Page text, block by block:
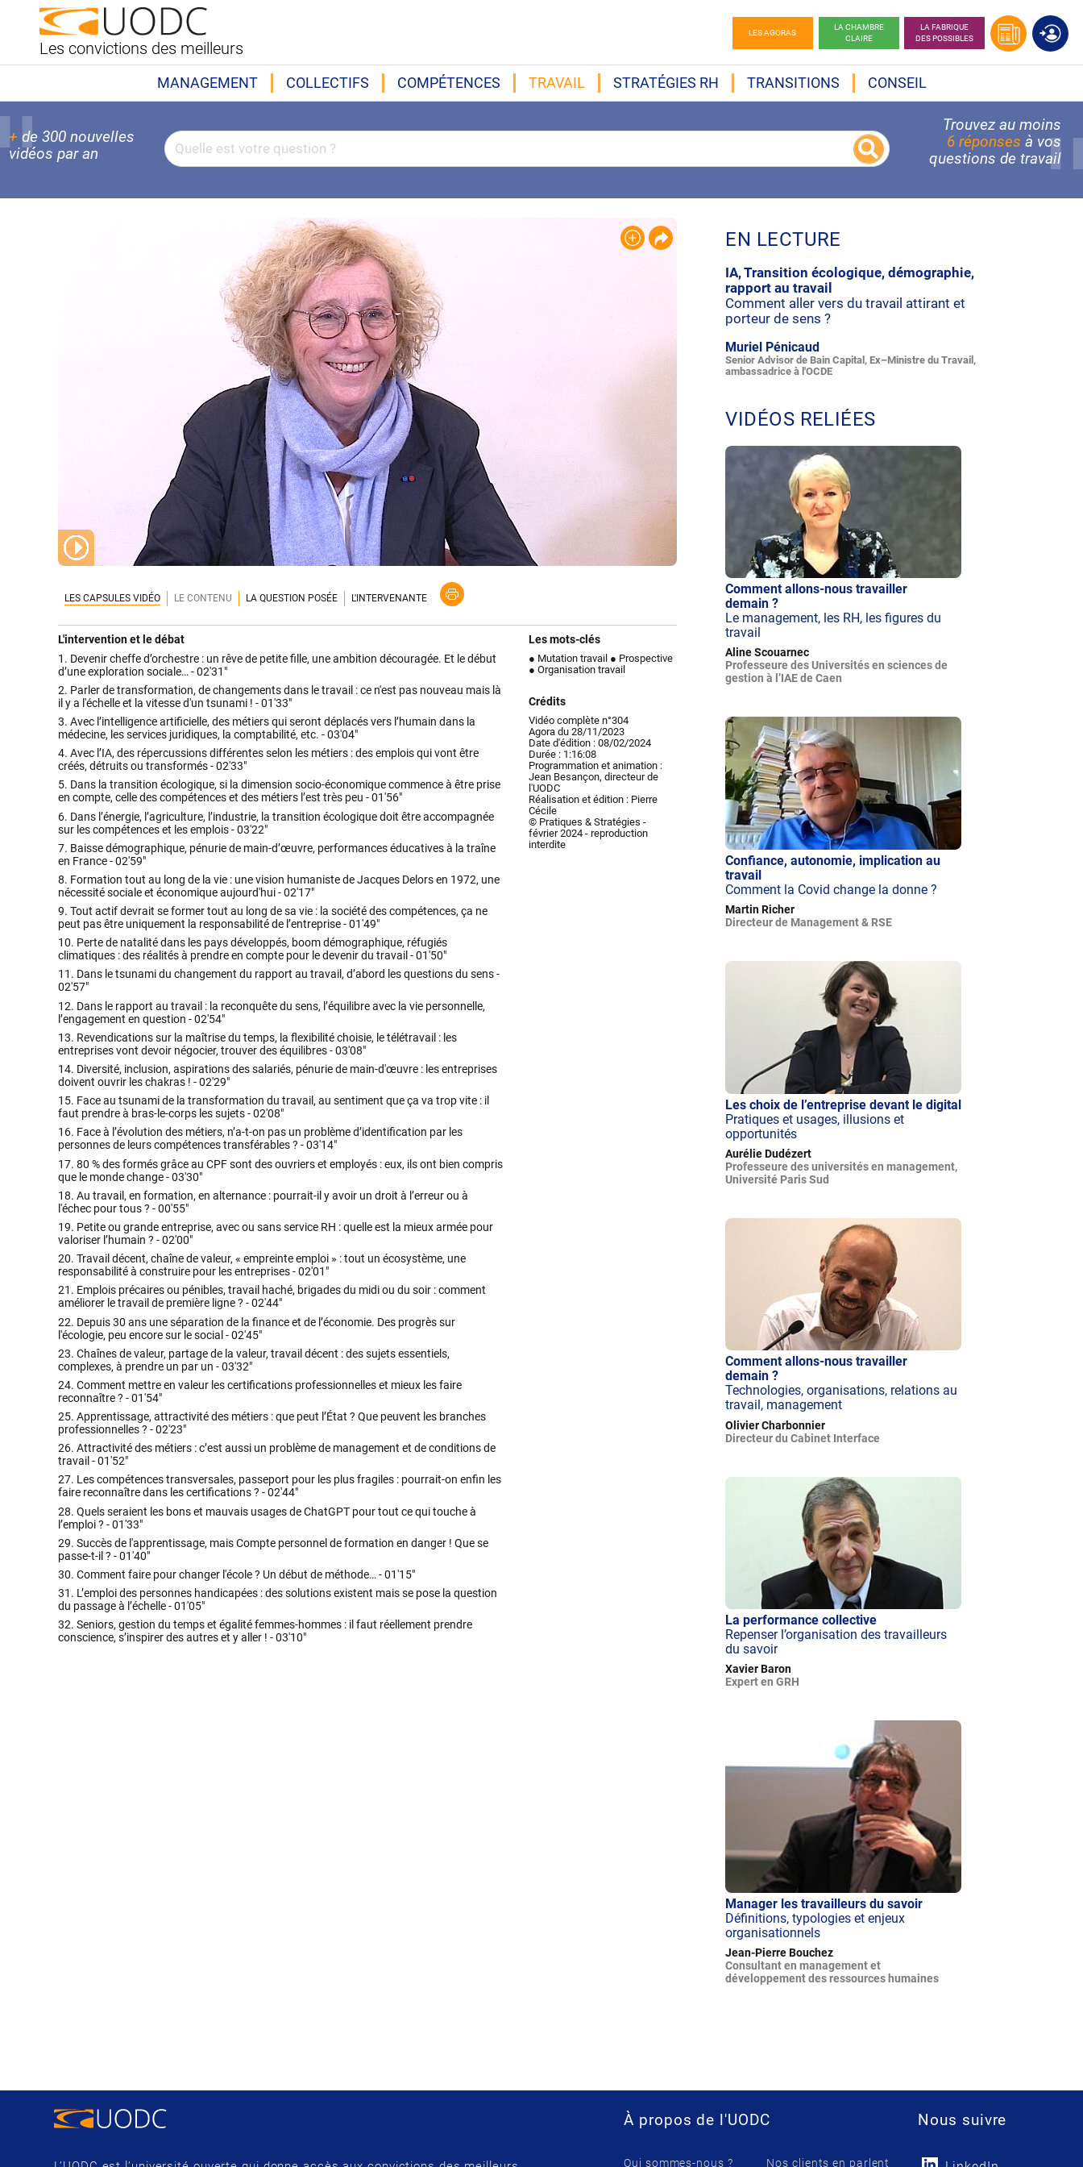
Les convictions des meilleurs
LES AGORAS
LA CHAMBRE
CLAIRE
LA FABRIQUE
DES POSSIBLES
MANAGEMENT COLLECTIFS COMPÉTENCES TRAVAIL STRATÉGIES RH TRANSITIONS CONSEIL
+ de 300 nouvelles
vidéos par an
Trouvez au moins
6 réponses à vos
questions de travail
LES CAPSULES VIDÉO LE CONTENU LA QUESTION POSÉE L'INTERVENANTE
L'intervention et le débat
1. Devenir cheffe d’orchestre : un rêve de petite fille, une ambition découragée. Et le début
d’une exploration sociale… -02'31"
2. Parler de transformation, de changements dans le travail : ce n'est pas nouveau mais là
il y a l'échelle et la vitesse d'un tsunami ! -01'33"
3. Avec l’intelligence artificielle, des métiers qui seront déplacés vers l’humain dans la
médecine, les services juridiques, la comptabilité, etc. -03'04"
4. Avec l’IA, des répercussions différentes selon les métiers : des emplois qui vont être
créés, détruits ou transformés -02'33"
5. Dans la transition écologique, si la dimension socio-économique commence à être prise
en compte, celle des compétences et des métiers l’est très peu -01'56"
6. Dans l’énergie, l’agriculture, l’industrie, la transition écologique doit être accompagnée
sur les compétences et les emplois -03'22"
7. Baisse démographique, pénurie de main-d’œuvre, performances éducatives à la traîne
en France -02'59"
8. Formation tout au long de la vie : une vision humaniste de Jacques Delors en 1972, une
nécessité sociale et économique aujourd'hui -02'17"
9. Tout actif devrait se former tout au long de sa vie : la société des compétences, ça ne
peut pas être uniquement la responsabilité de l’entreprise -01'49"
10. Perte de natalité dans les pays développés, boom démographique, réfugiés
climatiques : des réalités à prendre en compte pour le devenir du travail -01'50"
11. Dans le tsunami du changement du rapport au travail, d’abord les questions du sens -
02'57"
12. Dans le rapport au travail : la reconquête du sens, l’équilibre avec la vie personnelle,
l’engagement en question -02'54"
13. Revendications sur la maîtrise du temps, la flexibilité choisie, le télétravail : les
entreprises vont devoir négocier, trouver des équilibres -03'08"
14. Diversité, inclusion, aspirations des salariés, pénurie de main-d'œuvre : les entreprises
doivent ouvrir les chakras ! -02'29"
15. Face au tsunami de la transformation du travail, au sentiment que ça va trop vite : il
faut prendre à bras-le-corps les sujets -02'08"
16. Face à l’évolution des métiers, n’a-t-on pas un problème d’identification par les
personnes de leurs compétences transférables ? -03'14"
17. 80 % des formés grâce au CPF sont des ouvriers et employés : eux, ils ont bien compris
que le monde change -03'30"
18. Au travail, en formation, en alternance : pourrait-il y avoir un droit à l’erreur ou à
l'échec pour tous ? -00'55"
19. Petite ou grande entreprise, avec ou sans service RH : quelle est la mieux armée pour
valoriser l’humain ? -02'00"
20. Travail décent, chaîne de valeur, « empreinte emploi » : tout un écosystème, une
responsabilité à construire pour les entreprises -02'01"
21. Emplois précaires ou pénibles, travail haché, brigades du midi ou du soir : comment
améliorer le travail de première ligne ? -02'44"
22. Depuis 30 ans une séparation de la finance et de l’économie. Des progrès sur
l'écologie, peu encore sur le social -02'45"
23. Chaînes de valeur, partage de la valeur, travail décent : des sujets essentiels,
complexes, à prendre un par un -03'32"
24. Comment mettre en valeur les certifications professionnelles et mieux les faire
reconnaître ? -01'54"
25. Apprentissage, attractivité des métiers : que peut l’État ? Que peuvent les branches
professionnelles ? -02'23"
26. Attractivité des métiers : c’est aussi un problème de management et de conditions de
travail -01'52"
27. Les compétences transversales, passeport pour les plus fragiles : pourrait-on enfin les
faire reconnaître dans les certifications ? -02'44"
28. Quels seraient les bons et mauvais usages de ChatGPT pour tout ce qui touche à
l’emploi ? -01'33"
29. Succès de l'apprentissage, mais Compte personnel de formation en danger ! Que se
passe-t-il ? -01'40"
30. Comment faire pour changer l'école ? Un début de méthode… -01'15"
31. L’emploi des personnes handicapées : des solutions existent mais se pose la question
du passage à l’échelle -01'05"
32. Seniors, gestion du temps et égalité femmes-hommes : il faut réellement prendre
conscience, s’inspirer des autres et y aller ! -03'10"
Les mots-clés
● Mutation travail ● Prospective
● Organisation travail
Crédits
Vidéo complète n°304
Agora du 28/11/2023
Date d'édition : 08/02/2024
Durée : 1:16:08
Programmation et animation :
Jean Besançon, directeur de
l'UODC
Réalisation et édition : Pierre
Cécile
© Pratiques & Stratégies -
février 2024 - reproduction
interdite
EN LECTURE
IA, Transition écologique, démographie,
rapport au travail
Comment aller vers du travail attirant et
porteur de sens ?
Muriel Pénicaud
Senior Advisor de Bain Capital, Ex–Ministre du Travail,
ambassadrice à l'OCDE
VIDÉOS RELIÉES
Comment allons-nous travailler
demain ?
Le management, les RH, les figures du
travail
Aline Scouarnec
Professeure des Universités en sciences de
gestion à l’IAE de Caen
Confiance, autonomie, implication au
travail
Comment la Covid change la donne ?
Martin Richer
Directeur de Management & RSE
Les choix de l’entreprise devant le digital
Pratiques et usages, illusions et
opportunités
Aurélie Dudézert
Professeure des universités en management,
Université Paris Sud
Comment allons-nous travailler
demain ?
Technologies, organisations, relations au
travail, management
Olivier Charbonnier
Directeur du Cabinet Interface
La performance collective
Repenser l’organisation des travailleurs
du savoir
Xavier Baron
Expert en GRH
Manager les travailleurs du savoir
Définitions, typologies et enjeux
organisationnels
Jean-Pierre Bouchez
Consultant en management et
développement des ressources humaines
À propos de l'UODC
Qui sommes-nous ? Nos clients en parlent
Nous suivre